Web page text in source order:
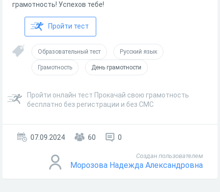
грамотность! Успехов тебе!
Пройти тест
Образовательный тест Русский язык
Грамотность День грамотности
Пройти онлайн тест Прокачай свою грамотность
бесплатно без регистрации и без СМС
07.09.2024 60 0
Создан пользователем
Морозова Надежда Александровна